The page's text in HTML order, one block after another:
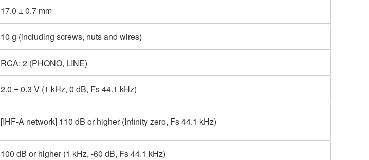
17.0 ± 0.7 mm
10 g (including screws, nuts and wires)
RCA: 2 (PHONO, LINE)
2.0 ± 0.3 V (1 kHz, 0 dB, Fs 44.1 kHz)
[IHF-A network] 110 dB or higher (Infinity zero, Fs 44.1 kHz)
100 dB or higher (1 kHz, -60 dB, Fs 44.1 kHz)